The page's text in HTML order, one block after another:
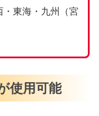
・東海・九州（宮
使用可能